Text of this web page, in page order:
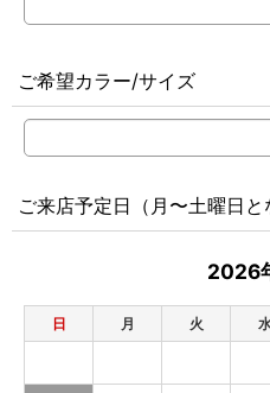
ご希望カラー/サイズ
ご来店予定日（月〜土曜日と
2026
日 月 火